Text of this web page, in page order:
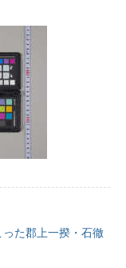
た郡上一揆・石徹